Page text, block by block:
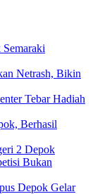
Netrash, Bikin
Tebar Hadiah
Berhasil
2 Depok
Bukan
Depok Gelar